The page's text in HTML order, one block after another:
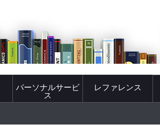
パーソナルサービ
ス
レファレンス